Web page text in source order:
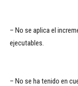
– No se aplica el
ejecutables.
– No se ha tenido en